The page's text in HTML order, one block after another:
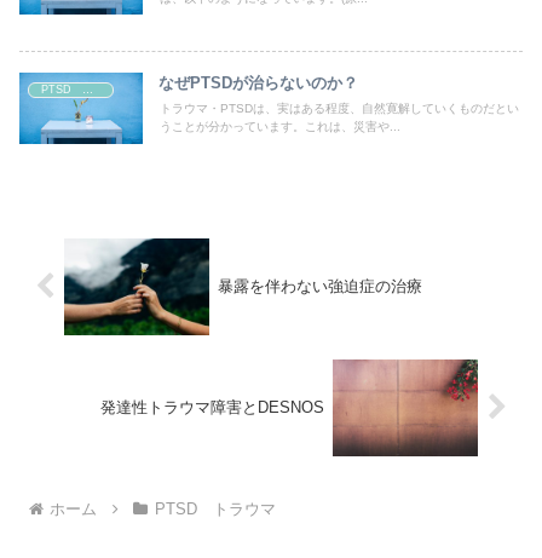
なぜPTSDが治らないのか？
トラウマ・PTSDは、実はある程度、自然寛解していくものだとい
うことが分かっています。これは、災害や...
暴露を伴わない強迫症の治療
発達性トラウマ障害とDESNOS
ホーム PTSD トラウマ